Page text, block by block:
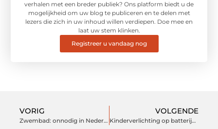
verhalen met een breder publiek? Ons platform biedt u de
mogelijkheid om uw blog te publiceren en te delen met
lezers die zich in uw inhoud willen verdiepen. Doe mee en
laat uw stem klinken.
Registreer u vandaag nog
VORIG
Zwembad: onnodig in Nederland?
VOLGENDE
Kinderverlichting op batterijen